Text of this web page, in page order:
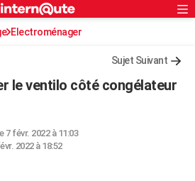
S'inscrire
Connexion
Electroménager
Sujet Suivant
le ventilo côté congélateur
7 févr. 2022 à 11:03
2022 à 18:52